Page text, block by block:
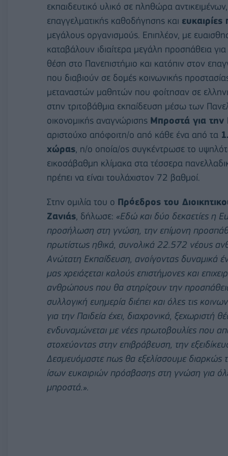
εκπαιδευτικό υλικό σε πληθώρα
επαγγελματικής καθοδήγησης και
μεγάλους οργανισμούς. Επιπλέον, με
καταβάλουν ιδιαίτερα μεγάλη προσπάθεια
θέση στο Πανεπιστήμιο και κατόπιν στον
που διαβιούν σε δομές κοινωνικής
μεταναστών μαθητών που φοίτησαν σε
στην τριτοβάθμια εκπαίδευση μέσω των
οικονομικής αναγνώρισης Μπροστά για την
αριστούχο απόφοιτη/ο από κάθε ένα από τα
χώρας, η/ο οποία/ος συγκέντρωσε το
εικοσάβαθμη κλίμακα στα τέσσερα
πρέπει να είναι τουλάχιστον 72 βαθμοί.
Στην ομιλία του ο Πρόεδρος του
Ζανιάς , δήλωσε: «Εδώ και δύο δεκαετίες η
προσήλωση στη γνώση, την επίμονη
πρωτίστως ηθικά, συνολικά 22.572 νέους
Ανώτατη Εκπαίδευση, ανοίγοντας δυναμικά
μας χρειάζεται καλούς επιστήμονες και
ανθρώπους που θα στηρίζουν την
συλλογική ευημερία διέπει και όλες τις
για την Παιδεία έχει, διαχρονικά, ξεχωριστή
ενδυναμώνεται με νέες πρωτοβουλίες που
στοχεύοντας στην επιβράβευση, την
Δεσμευόμαστε πως θα εξελίσσουμε διαρκώς
ίσων ευκαιριών πρόσβασης στη γνώση για
μπροστά.».